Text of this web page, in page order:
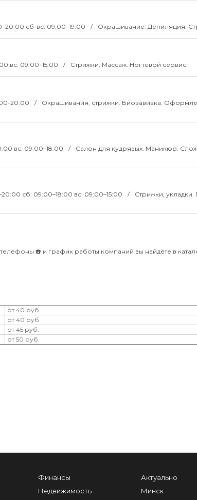
сб-вс: 09:00–19:00 Окрашивание. Депиляция.
вс: 09:00–15:00 Стрижки. Массаж. Ногтевой сервис
20:00
Окрашивания, стрижки. Биозавивка.
вс: 09:00–18:00
Салон для кудрявых. Маникюр.
сб: 09:00–18:00 вс: 09:00–15:00
Стрижки,
☎️ и график работы компаний вы найдёте в
от 40 руб.
от 40 руб.
от 45 руб.
от 50 руб.
Финансы
Недвижимость
Актуально
Минск